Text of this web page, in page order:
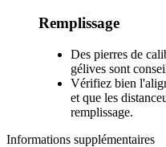
Remplissage
Des pierres de
gélives sont
Vérifiez bien
et que les
remplissage.
Informations supplémentaires